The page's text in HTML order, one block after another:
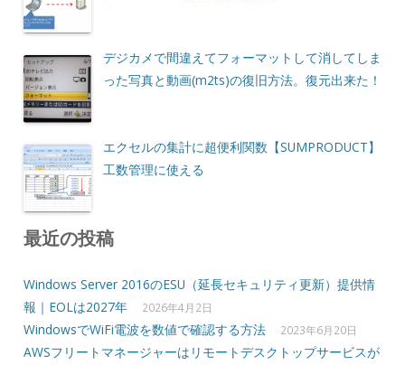
デジカメで間違えてフォーマットして消してしま
った写真と動画(m2ts)の復旧方法。復元出来た！
エクセルの集計に超便利関数【SUMPRODUCT】
工数管理に使える
最近の投稿
Windows Server 2016のESU（延長セキュリティ更新）提供情
報｜EOLは2027年
2026年4月2日
WindowsでWiFi電波を数値で確認する方法 2023年6月20日
AWSフリートマネージャーはリモートデスクトップサービスが